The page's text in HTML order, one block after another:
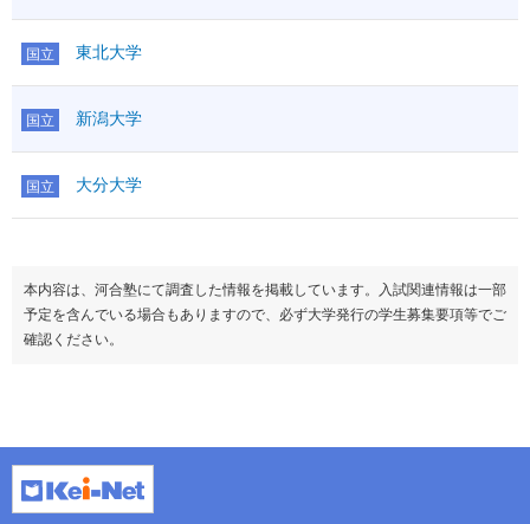
国立 東北大学
国立 新潟大学
国立 大分大学
本内容は、河合塾にて調査した情報を掲載しています。入試関連情報は一部
予定を含んでいる場合もありますので、必ず大学発行の学生募集要項等でご
確認ください。